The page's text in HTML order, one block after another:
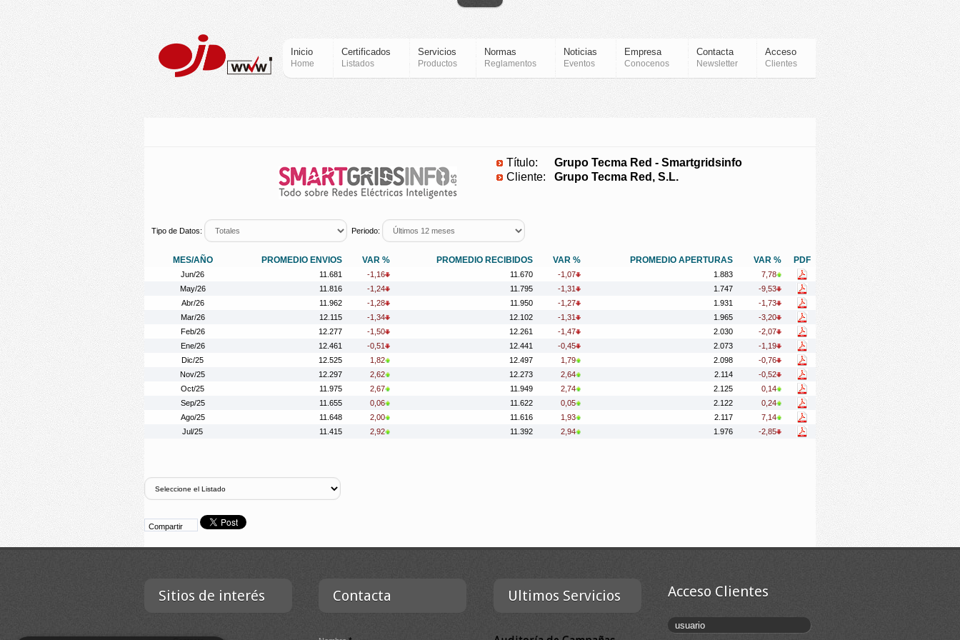
Inicio
Home
Certificados
Listados
Servicios
Productos
Normas
Reglamentos
Noticias
Eventos
Empresa
Conocenos
Contacta
Newsletter
Acceso
Clientes
Título:
Grupo Tecma Red - Smartgridsinfo
Cliente:
Grupo Tecma Red, S.L.
Tipo de Datos: Periodo:
MES/AÑO PROMEDIO ENVIOS VAR % PROMEDIO RECIBIDOS VAR % PROMEDIO APERTURAS VAR % PDF
Jun/26 11.681 -1,16 11.670 -1,07 1.883
7,78
May/26
11.816 -1,24 11.795 -1,31 1.747
-9,53
Abr/26
11.962 -1,28 11.950 -1,27 1.931
-1,73
Mar/26
12.115 -1,34 12.102 -1,31 1.965
-3,20
Feb/26
12.277 -1,50 12.261 -1,47 2.030
-2,07
Ene/26
12.461 -0,51 12.441 -0,45 2.073
-1,19
Dic/25
12.525 1,82 12.497 1,79 2.098
-0,76
Nov/25
12.297 2,62 12.273 2,64 2.114
-0,52
Oct/25
11.975 2,67 11.949 2,74 2.125
0,14
Sep/25
11.655 0,06 11.622 0,05 2.122
0,24
Ago/25
11.648 2,00 11.616 1,93 2.117
7,14
Jul/25
11.415 2,92 11.392 2,94 1.976 -2,85
Compartir
Sitios de interés Contacta Ultimos Servicios Acceso Clientes